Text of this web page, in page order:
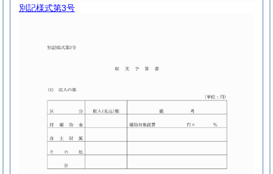
別記様式第3号